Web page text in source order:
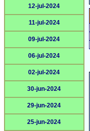
12-jul-2024
11-jul-2024
09-jul-2024
06-jul-2024
02-jul-2024
30-jun-2024
29-jun-2024
25-jun-2024